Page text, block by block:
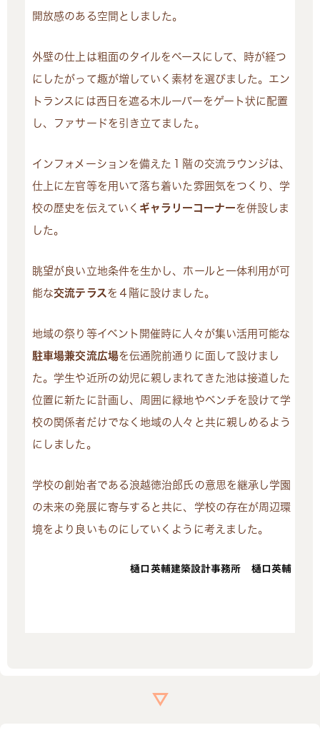
開放感のある空間としました。
外壁の仕上は粗面のタイルをベースにして、時が経つ
にしたがって趣が増していく素材を選びました。エン
トランスには西日を遮る木ルーバーをゲート状に配置
し、ファサードを引き立てました。
インフォメーションを備えた１階の交流ラウンジは、
仕上に左官等を用いて落ち着いた雰囲気をつくり、学
校の歴史を伝えていく ギャラリーコーナーを併設しま
した。
眺望が良い立地条件を生かし、ホールと一体利用が可
能な交流テラス を４階に設けました。
地域の祭り等イベント開催時に人々が集い活用可能な
駐車場兼交流広場を伝通院前通りに面して設けまし
た。学生や近所の幼児に親しまれてきた池は接道した
位置に新たに計画し、周囲に緑地やベンチを設けて学
校の関係者だけでなく地域の人々と共に親しめるよう
にしました。
学校の創始者である浪越徳治郎氏の意思を継承し学園
の未来の発展に寄与すると共に、学校の存在が周辺環
境をより良いものにしていくように考えました。
樋口英輔建築設計事務所 樋口英輔